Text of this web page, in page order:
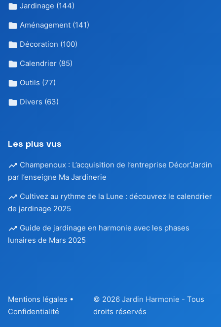
Jardinage (144)
Aménagement (141)
Décoration (100)
Calendrier (85)
Outils (77)
Divers (63)
Les plus vus
Champenoux : L’acquisition de l’entreprise Décor’Jardin
par l’enseigne Ma Jardinerie
Cultivez au rythme de la Lune : découvrez le calendrier
de jardinage 2025
Guide de jardinage en harmonie avec les phases
lunaires de Mars 2025
Mentions légales •
Confidentialité
© 2026Jardin Harmonie - Tous
droits réservés